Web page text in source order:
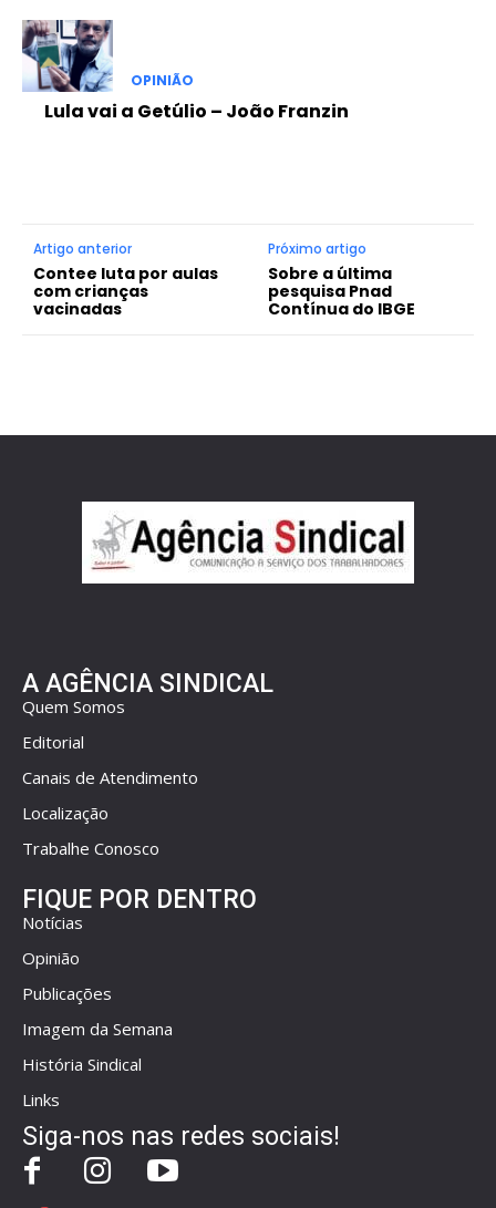
OPINIÃO
Lula vai a Getúlio – João Franzin
Artigo anterior
Contee luta por aulas
com crianças
vacinadas
Próximo artigo
Sobre a última
pesquisa Pnad
Contínua do IBGE
A AGÊNCIA SINDICAL
Quem Somos
Editorial
Canais de Atendimento
Localização
Trabalhe Conosco
FIQUE POR DENTRO
Notícias
Opinião
Publicações
Imagem da Semana
História Sindical
Links
Siga-nos nas redes sociais!